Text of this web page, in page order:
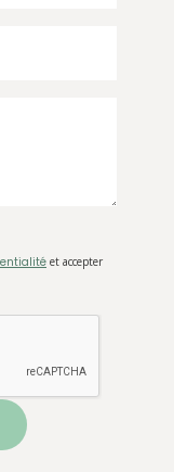
et accepter